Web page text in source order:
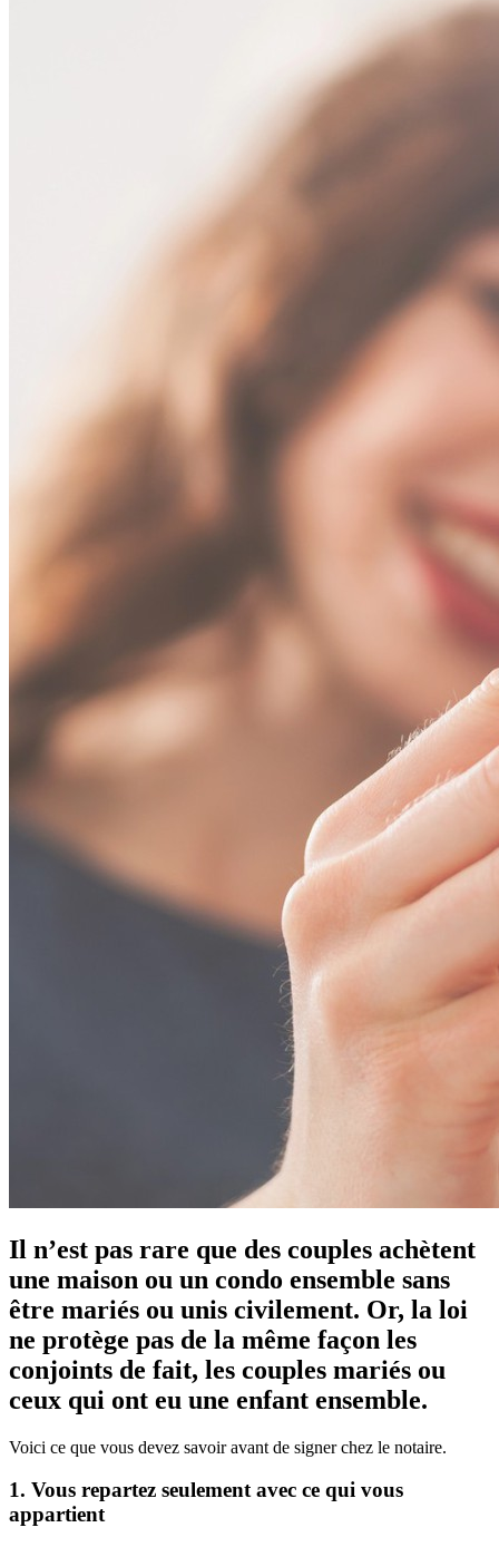
Il n’est pas rare que des couples achètent
une maison ou un condo ensemble sans
être mariés ou unis civilement. Or, la loi
ne protège pas de la même façon les
conjoints de fait, les couples mariés ou
ceux qui ont eu une enfant ensemble.
Voici ce que vous devez savoir avant de signer chez le notaire.
1. Vous repartez seulement avec ce qui vous
appartient